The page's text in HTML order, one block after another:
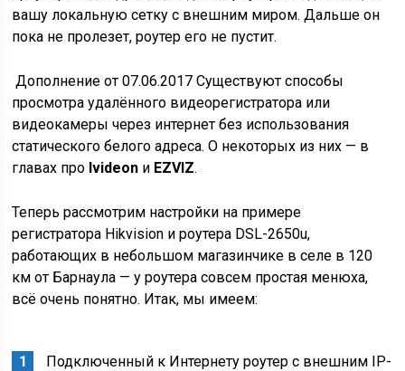
вашу локальную сетку с внешним миром. Дальше он
пока не пролезет, роутер его не пустит.
Дополнение от 07.06.2017Существуют способы
просмотра удалённого видеорегистратора или
видеокамеры через интернет без использования
статического белого адреса. О некоторых из них — в
главах про Ivideon и EZVIZ.
Теперь рассмотрим настройки на примере
регистратора Hikvision и роутера DSL-2650u,
работающих в небольшом магазинчике в селе в 120
км от Барнаула — у роутера совсем простая менюха,
всё очень понятно. Итак, мы имеем:
Подключенный к Интернету роутер с внешним IP-